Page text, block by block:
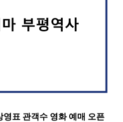
표 관객수 영화 예매 오픈